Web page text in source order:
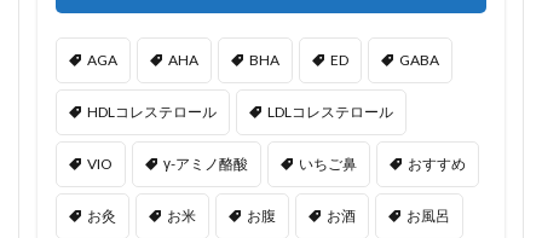
AGA AHA BHA ED GABA
HDLコレステロール LDLコレステロール
VIO γ-アミノ酪酸 いちご鼻 おすすめ
お灸 お米 お腹 お酒 お風呂